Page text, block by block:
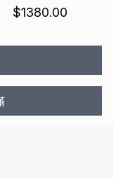
$1380.00